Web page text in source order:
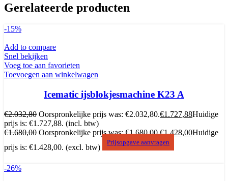
Gerelateerde producten
-15%
Add to compare
Snel bekijken
Voeg toe aan favorieten
Toevoegen aan winkelwagen
Icematic ijsblokjesmachine K23 A
€2.032,80 Oorspronkelijke prijs was: €2.032,80.€1.727,88Huidige
prijs is: €1.727,88. (incl. btw)
€1.680,00 Oorspronkelijke prijs was: €1.680,00.€1.428,00Huidige
prijs is: €1.428,00. (excl. btw)
Prijsopgave aanvragen
-26%